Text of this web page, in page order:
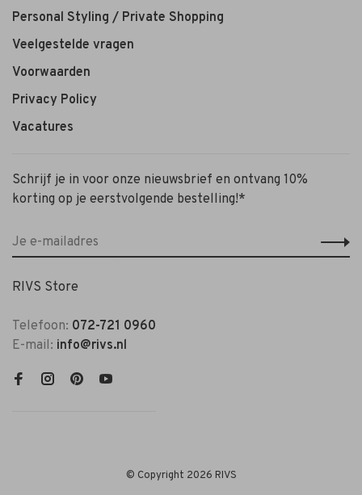
Personal Styling / Private Shopping
Veelgestelde vragen
Voorwaarden
Privacy Policy
Vacatures
Schrijf je in voor onze nieuwsbrief en ontvang 10%
korting op je eerstvolgende bestelling!*
RIVS Store
Telefoon: 072-721 0960
E-mail: info@rivs.nl
© Copyright 2026 RIVS